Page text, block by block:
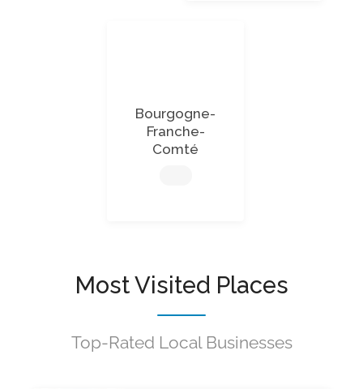
Bourgogne-
Franche-
Comté
Most Visited Places
Top-Rated Local Businesses